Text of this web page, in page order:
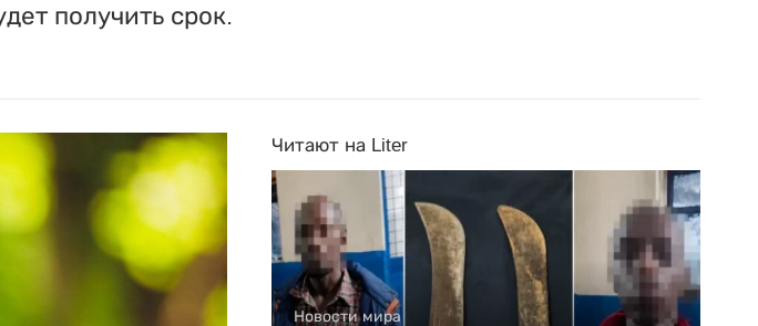
получить срок.
Читают на Liter
Новости мира